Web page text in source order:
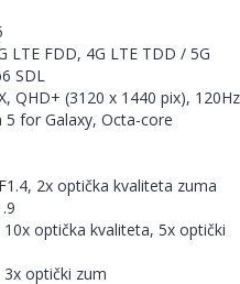
LTE FDD, 4G LTE TDD / 5G
SDL
QHD+ (3120 x 1440 pix), 120Hz
5 for Galaxy, Octa-core
2x optička kvaliteta zuma
optička kvaliteta, 5x optički
optički zum